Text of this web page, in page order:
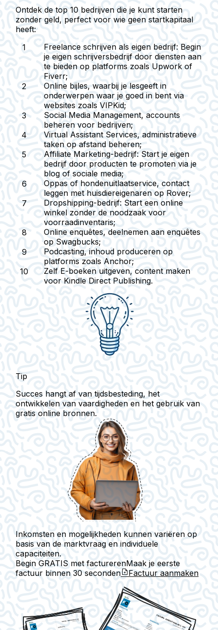
Ontdek de top 10 bedrijven die je kunt starten
zonder geld, perfect voor wie geen startkapitaal
heeft:
Freelance schrijven als eigen bedrijf: Begin
je eigen schrijversbedrijf door diensten aan
te bieden op platforms zoals Upwork of
Fiverr;
Online bijles, waarbij je lesgeeft in
onderwerpen waar je goed in bent via
websites zoals VIPKid;
Social Media Management, accounts
beheren voor bedrijven;
Virtual Assistant Services, administratieve
taken op afstand beheren;
Affiliate Marketing-bedrijf: Start je eigen
bedrijf door producten te promoten via je
blog of sociale media;
Oppas of hondenuitlaatservice, contact
leggen met huisdiereigenaren op Rover;
Dropshipping-bedrijf: Start een online
winkel zonder de noodzaak voor
voorraadinventaris;
Online enquêtes, deelnemen aan enquêtes
op Swagbucks;
Podcasting, inhoud produceren op
platforms zoals Anchor;
Zelf E-boeken uitgeven, content maken
voor Kindle Direct Publishing.
Tip
Succes hangt af van tijdsbesteding, het
ontwikkelen van vaardigheden en het gebruik van
gratis online bronnen.
Inkomsten en mogelijkheden kunnen variëren op
basis van de marktvraag en individuele
capaciteiten.
Begin GRATIS met facturerenMaak je eerste
factuur binnen 30 seconden Factuur aanmaken